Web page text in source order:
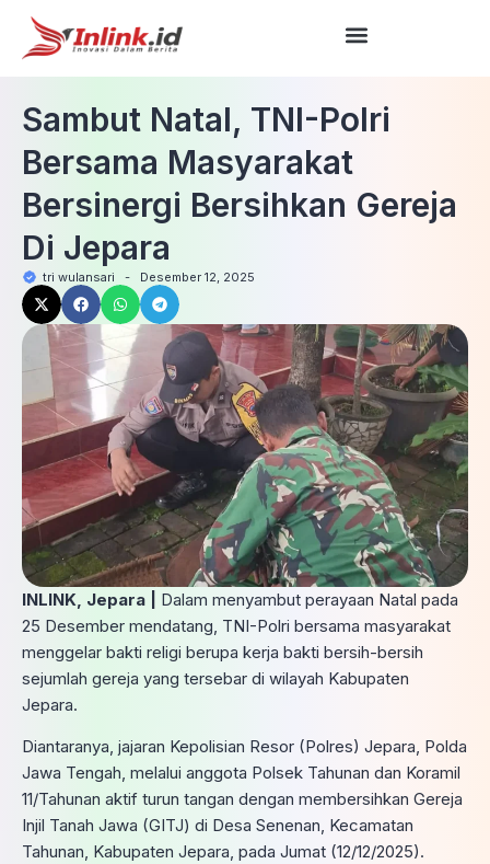
Sambut Natal, TNI-Polri
Bersama Masyarakat
Bersinergi Bersihkan Gereja
Di Jepara
tri wulansari - Desember 12, 2025
INLINK, Jepara |
Dalam menyambut perayaan Natal pada
25 Desember mendatang, TNI-Polri bersama masyarakat
menggelar bakti religi berupa kerja bakti bersih-bersih
sejumlah gereja yang tersebar di wilayah Kabupaten
Jepara.
Diantaranya, jajaran Kepolisian Resor (Polres) Jepara, Polda
Jawa Tengah, melalui anggota Polsek Tahunan dan Koramil
11/Tahunan aktif turun tangan dengan membersihkan Gereja
Injil Tanah Jawa (GITJ) di Desa Senenan, Kecamatan
Tahunan, Kabupaten Jepara, pada Jumat (12/12/2025).